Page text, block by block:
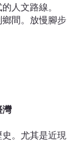
人文路線。
間。放慢腳步
灣
。尤其是近現